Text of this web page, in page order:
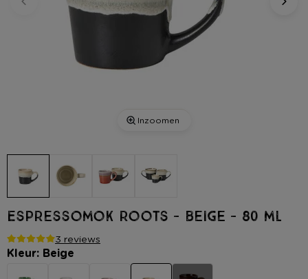
Inzoomen
Espressomok roots - beige - 80 ml
3 reviews
Kleur: Beige